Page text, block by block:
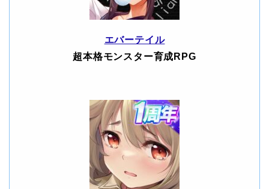
エバーテイル
超本格モンスター育成RPG